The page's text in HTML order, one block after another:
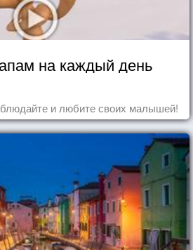
на каждый день
и любите своих малышей!